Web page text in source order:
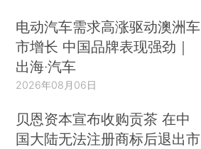
电动汽车需求高涨驱动澳洲车
市增长 中国品牌表现强劲｜
出海·汽车
2026年08月06日
贝恩资本宣布收购贡茶 在中
国大陆无法注册商标后退出市